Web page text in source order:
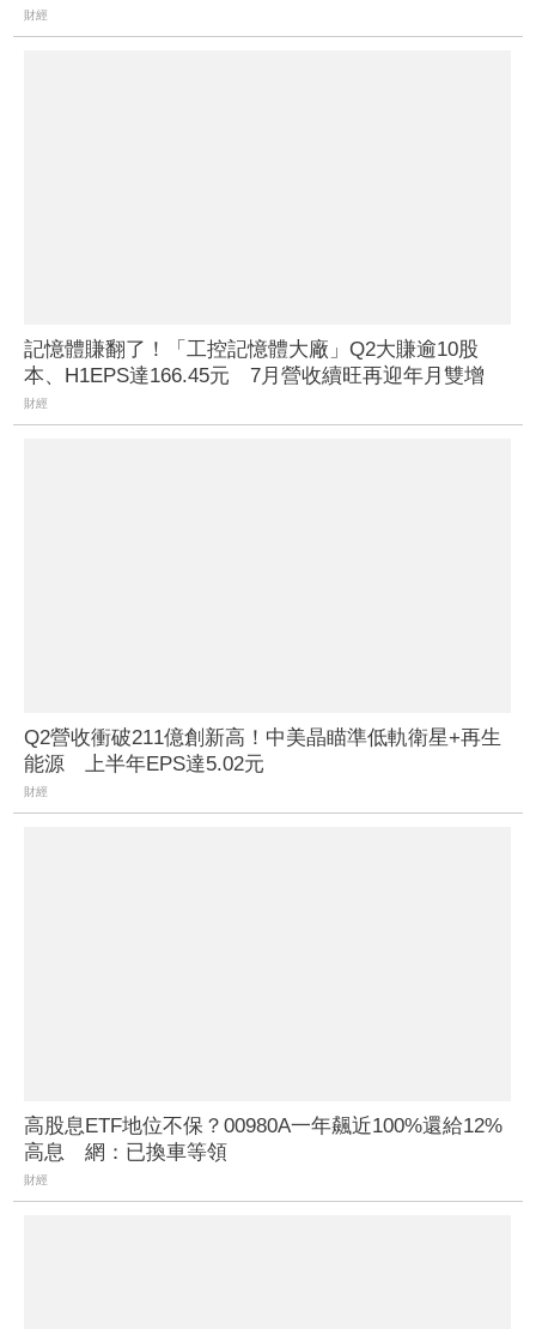
財經
記憶體賺翻了！「工控記憶體大廠」Q2大賺逾10股
本、H1EPS達166.45元 7月營收續旺再迎年月雙增
財經
Q2營收衝破211億創新高！中美晶瞄準低軌衛星+再生
能源 上半年EPS達5.02元
財經
高股息ETF地位不保？00980A一年飆近100%還給12%
高息 網：已換車等領
財經